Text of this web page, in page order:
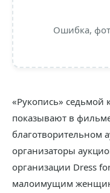
Ошибка,
«Рукопись» седьмой
показывают в
благотворительном
организаторы
организации Dress
малоимущим